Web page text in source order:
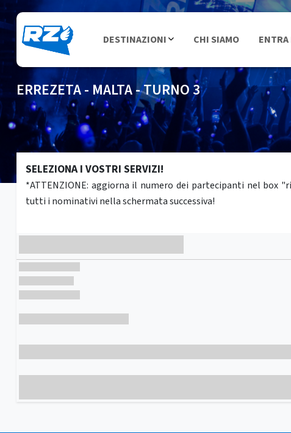
DESTINAZIONI CHI SIAMO ENTRA
ERREZETA - MALTA - TURNO 3
SELEZIONA I VOSTRI SERVIZI!
*ATTENZIONE: aggiorna il numero dei partecipanti nel
tutti i nominativi nella schermata successiva!